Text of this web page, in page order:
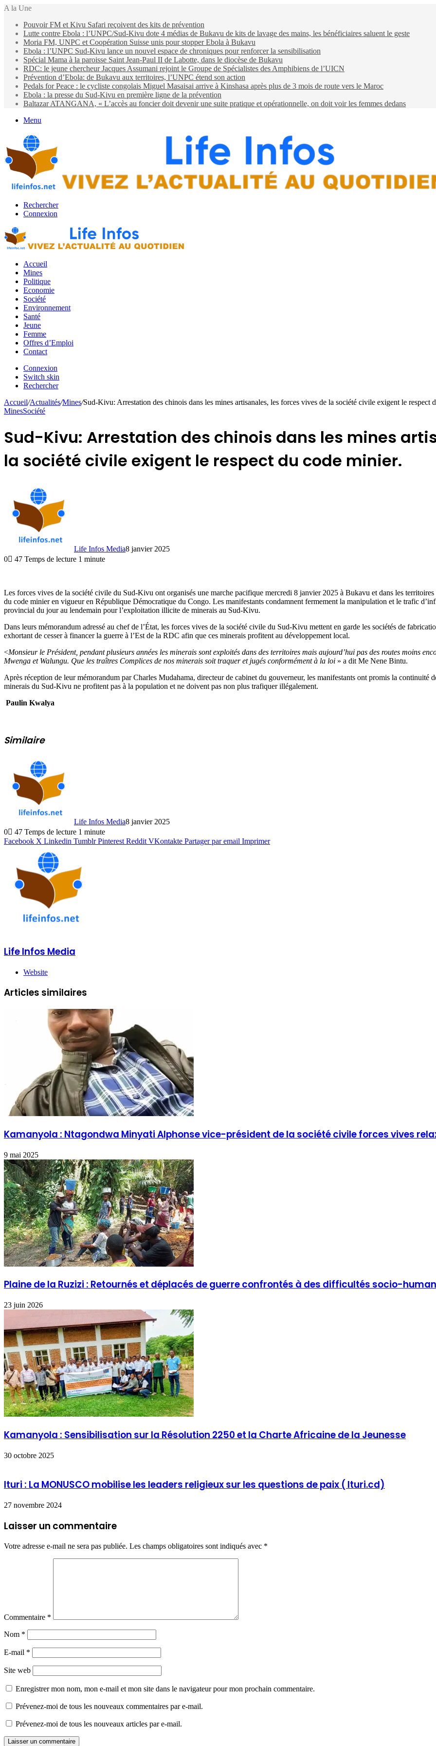
A la Une
Pouvoir FM et Kivu Safari reçoivent des kits de prévention
Lutte contre Ebola : l’UNPC/Sud-Kivu dote 4 médias de Bukavu de kits de lavage des mains, les bénéficiaires saluent le geste
Moria FM, UNPC et Coopération Suisse unis pour stopper Ebola à Bukavu
Ebola : l’UNPC Sud-Kivu lance un nouvel espace de chroniques pour renforcer la sensibilisation
Spécial Mama à la paroisse Saint Jean-Paul II de Labotte, dans le diocèse de Bukavu
RDC: le jeune chercheur Jacques Assumani rejoint le Groupe de Spécialistes des Amphibiens de l’UICN
Prévention d’Ebola: de Bukavu aux territoires, l’UNPC étend son action
Pedals for Peace : le cycliste congolais Miguel Masaisai arrive à Kinshasa après plus de 3 mois de route vers le Maroc
Ebola : la presse du Sud-Kivu en première ligne de la prévention
Baltazar ATANGANA, « L’accès au foncier doit devenir une suite pratique et opérationnelle, on doit voir les femmes dedans
Menu
Rechercher
Connexion
Accueil
Mines
Politique
Economie
Société
Environnement
Santé
Jeune
Femme
Offres d’Emploi
Contact
Connexion
Switch skin
Rechercher
Accueil/Actualités/Mines/Sud-Kivu: Arrestation des chinois dans les mines artisanales, les forces vives de la société civile exigent le respect
MinesSociété
Sud-Kivu: Arrestation des chinois dans les mines
la société civile exigent le respect du code minier.
Life Infos Media8 janvier 2025
0
47 Temps de lecture 1 minute
Les forces vives de la société civile du Sud-Kivu ont organisés une marche pacifique mercredi 8 janvier 2025 à Bukavu et dans les
du code minier en vigueur en République Démocratique du Congo. Les manifestants condamnent fermement la manipulation et le trafic
provincial du jour au lendemain pour l’exploitation illicite de minerais au Sud-Kivu.
Dans leurs mémorandum adressé au chef de l’État, les forces vives de la société civile du Sud-Kivu mettent en garde les sociétés de
exhortant de cesser à financer la guerre à l’Est de la RDC afin que ces minerais profitent au développement local.
<Monsieur le Président, pendant plusieurs années les minerais sont exploités dans des territoires mais aujourd’hui pas des routes moins
Mwenga et Walungu. Que les traîtres Complices de nos minerais soit traquer et jugés conformément à la loi » a dit Me Nene Bintu.
Après réception de leur mémorandum par Charles Mudahama, directeur de cabinet du gouverneur, les manifestants ont promis la continuité
minerais du Sud-Kivu ne profitent pas à la population et ne doivent pas non plus trafiquer illégalement.
Paulin Kwalya
Similaire
Life Infos Media8 janvier 2025
0
47 Temps de lecture 1 minute
Facebook X Linkedin Tumblr Pinterest Reddit VKontakte Partager par email Imprimer
Life Infos Media
Website
Articles similaires
Kamanyola : Ntagondwa Minyati Alphonse vice-président de la société civile forces vives
9 mai 2025
Plaine de la Ruzizi : Retournés et déplacés de guerre confrontés à des difficultés socio-
23 juin 2026
Kamanyola : Sensibilisation sur la Résolution 2250 et la Charte Africaine de la Jeunesse
30 octobre 2025
Ituri : La MONUSCO mobilise les leaders religieux sur les questions de paix ( Ituri.cd)
27 novembre 2024
Laisser un commentaire
Votre adresse e-mail ne sera pas publiée. Les champs obligatoires sont indiqués avec *
Commentaire *
Nom *
E-mail *
Site web
Enregistrer mon nom, mon e-mail et mon site dans le navigateur pour mon prochain commentaire.
Prévenez-moi de tous les nouveaux commentaires par e-mail.
Prévenez-moi de tous les nouveaux articles par e-mail.